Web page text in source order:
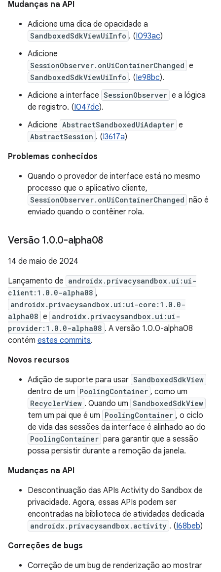
Mudanças na API
Adicione uma dica de opacidade a
SandboxedSdkViewUiInfo . (I093ac)
Adicione
SessionObserver.onUiContainerChanged e
SandboxedSdkViewUiInfo . (Ie98bc).
Adicione a interface SessionObserver e a lógica
de registro. (I047dc).
Adicione AbstractSandboxedUiAdapter e
AbstractSession . (I3617a)
Problemas conhecidos
Quando o provedor de interface está no mesmo
processo que o aplicativo cliente,
SessionObserver.onUiContainerChanged não é
enviado quando o contêiner rola.
Versão 1.0.0-alpha08
14 de maio de 2024
Lançamento de androidx.privacysandbox.ui:ui-
client:1.0.0-alpha08 ,
androidx.privacysandbox.ui:ui-core:1.0.0-
alpha08 e androidx.privacysandbox.ui:ui-
provider:1.0.0-alpha08 . A versão 1.0.0-alpha08
contém estes commits.
Novos recursos
Adição de suporte para usar SandboxedSdkView
dentro de um PoolingContainer , como um
RecyclerView . Quando um SandboxedSdkView
tem um pai que é um PoolingContainer , o ciclo
de vida das sessões da interface é alinhado ao do
PoolingContainer para garantir que a sessão
possa persistir durante a remoção da janela.
Mudanças na API
Descontinuação das APIs Activity do Sandbox de
privacidade. Agora, essas APIs podem ser
encontradas na biblioteca de atividades dedicada
androidx.privacysandbox.activity . (I68beb)
Correções de bugs
Correção de um bug de renderização ao mostrar